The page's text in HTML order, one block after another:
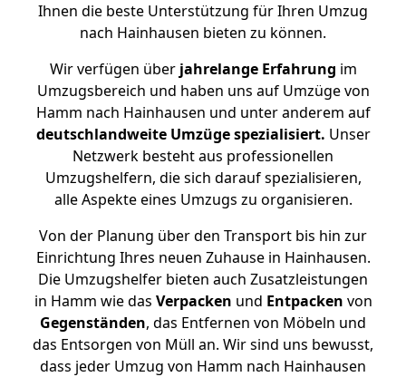
Ihnen die beste Unterstützung für Ihren Umzug
nach Hainhausen bieten zu können.
Wir verfügen überjahrelange Erfahrung im
Umzugsbereich und haben uns auf Umzüge von
Hamm nach Hainhausen und unter anderem auf
deutschlandweite Umzüge spezialisiert. Unser
Netzwerk besteht aus professionellen
Umzugshelfern, die sich darauf spezialisieren,
alle Aspekte eines Umzugs zu organisieren.
Von der Planung über den Transport bis hin zur
Einrichtung Ihres neuen Zuhause in Hainhausen.
Die Umzugshelfer bieten auch Zusatzleistungen
in Hamm wie das Verpacken und Entpacken von
Gegenständen, das Entfernen von Möbeln und
das Entsorgen von Müll an. Wir sind uns bewusst,
dass jeder Umzug von Hamm nach Hainhausen